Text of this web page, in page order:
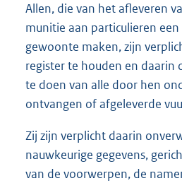
Allen, die van het afleveren
munitie aan particulieren
gewoonte maken, zijn
register te houden en daarin
te doen van alle door hen
ontvangen of afgeleverde
Zij zijn verplicht daarin
nauwkeurige gegevens,
van de voorwerpen, de